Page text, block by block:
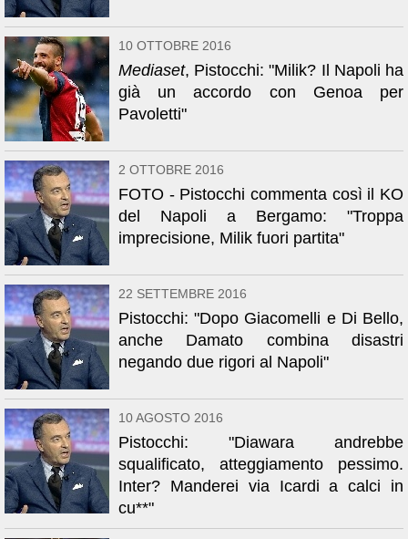
10 OTTOBRE 2016
Mediaset, Pistocchi: "Milik? Il Napoli ha
già un accordo con Genoa per
Pavoletti"
2 OTTOBRE 2016
FOTO - Pistocchi commenta così il KO
del Napoli a Bergamo: "Troppa
imprecisione, Milik fuori partita"
22 SETTEMBRE 2016
Pistocchi: "Dopo Giacomelli e Di Bello,
anche Damato combina disastri
negando due rigori al Napoli"
10 AGOSTO 2016
Pistocchi: "Diawara andrebbe
squalificato, atteggiamento pessimo.
Inter? Manderei via Icardi a calci in
cu**"